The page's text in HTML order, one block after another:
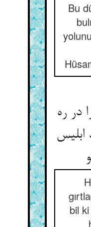
Bu
در ره
bil ki